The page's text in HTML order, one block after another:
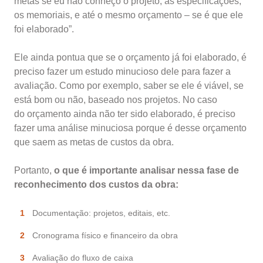
os memoriais, e até o mesmo orçamento – se é que ele
foi elaborado”.
Ele ainda pontua que se o orçamento já foi elaborado, é
preciso fazer um estudo minucioso dele para fazer a
avaliação. Como por exemplo, saber se ele é viável, se
está bom ou não, baseado nos projetos. No caso
do orçamento ainda não ter sido elaborado, é preciso
fazer uma análise minuciosa porque é desse orçamento
que saem as metas de custos da obra.
Portanto, o que é importante analisar nessa fase de
reconhecimento dos custos da obra:
Documentação: projetos, editais, etc.
Cronograma físico e financeiro da obra
Avaliação do fluxo de caixa